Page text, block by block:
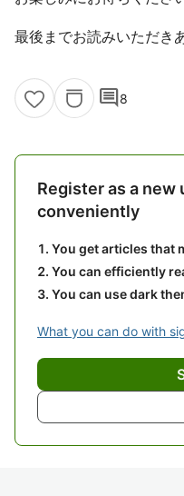
最後までお読みいただき
comment8
Register as a new
conveniently
You get articles that
You can efficiently
You can use dark
What you can do with